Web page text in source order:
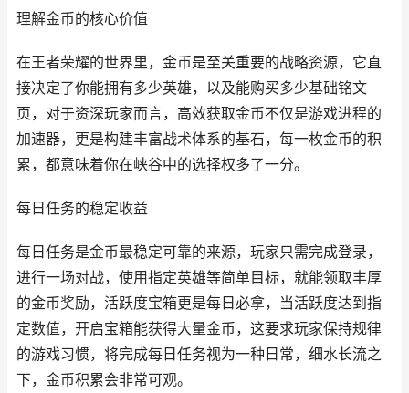
理解金币的核心价值
在王者荣耀的世界里，金币是至关重要的战略资源，它直
接决定了你能拥有多少英雄，以及能购买多少基础铭文
页，对于资深玩家而言，高效获取金币不仅是游戏进程的
加速器，更是构建丰富战术体系的基石，每一枚金币的积
累，都意味着你在峡谷中的选择权多了一分。
每日任务的稳定收益
每日任务是金币最稳定可靠的来源，玩家只需完成登录，
进行一场对战，使用指定英雄等简单目标，就能领取丰厚
的金币奖励，活跃度宝箱更是每日必拿，当活跃度达到指
定数值，开启宝箱能获得大量金币，这要求玩家保持规律
的游戏习惯，将完成每日任务视为一种日常，细水长流之
下，金币积累会非常可观。